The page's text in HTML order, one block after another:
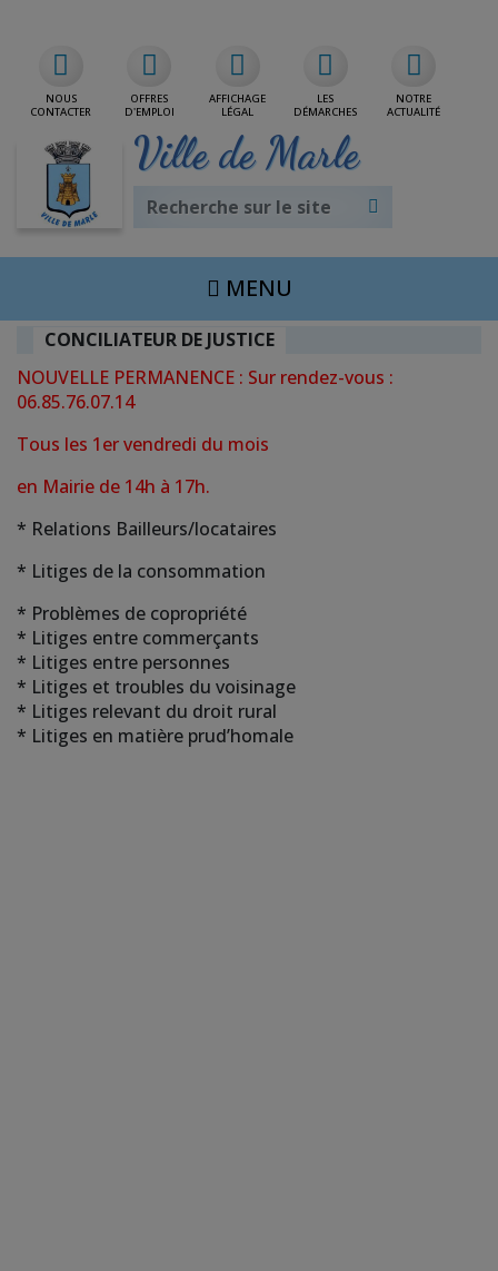
NOUS
CONTACTER
OFFRES
D'EMPLOI
AFFICHAGE
LÉGAL
LES
DÉMARCHES
NOTRE
ACTUALITÉ
Ville de Marle
MENU
CONCILIATEUR DE JUSTICE
NOUVELLE PERMANENCE : Sur rendez-vous :
06.85.76.07.14
Tous les 1er vendredi du mois
en Mairie de 14h à 17h.
* Relations Bailleurs/locataires
* Litiges de la consommation
* Problèmes de copropriété
* Litiges entre commerçants
* Litiges entre personnes
* Litiges et troubles du voisinage
* Litiges relevant du droit rural
* Litiges en matière prud’homale